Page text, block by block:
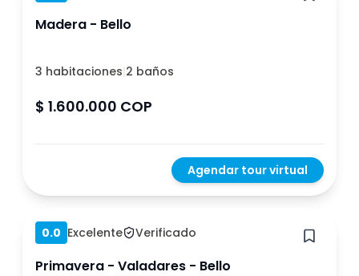
Madera - Bello
3 habitaciones|2 baños
$ 1.600.000 COP
Agendar tour virtual
Hace 1 año
0.0 Excelente Verificado
Primavera - Valadares - Bello